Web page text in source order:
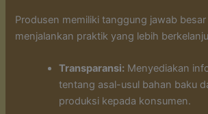
Produsen memiliki tanggung jawab besar
menjalankan praktik yang lebih
Transparansi: Menyediakan
tentang asal-usul bahan baku
produksi kepada konsumen.